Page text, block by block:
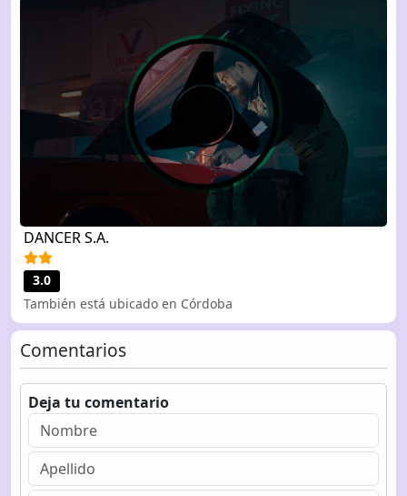
DANCER S.A.
3.0
También está ubicado en Córdoba
Comentarios
Deja tu comentario